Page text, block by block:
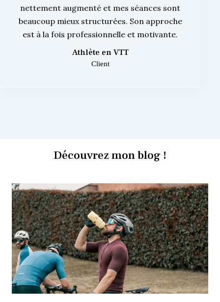
nettement augmenté et mes séances sont
beaucoup mieux structurées. Son approche
est à la fois professionnelle et motivante.
Athlète en VTT
Client
Découvrez mon blog !